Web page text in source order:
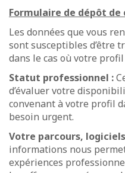
Formulaire de dépôt de
Les données que vous
sont susceptibles d’être
dans le cas où votre
Statut professionnel :
d’évaluer votre
convenant à votre profil
besoin urgent.
Votre parcours,
informations nous
expériences